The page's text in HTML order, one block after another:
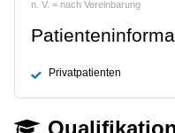
n. V. = nach Vereinbarung
Privatpatienten